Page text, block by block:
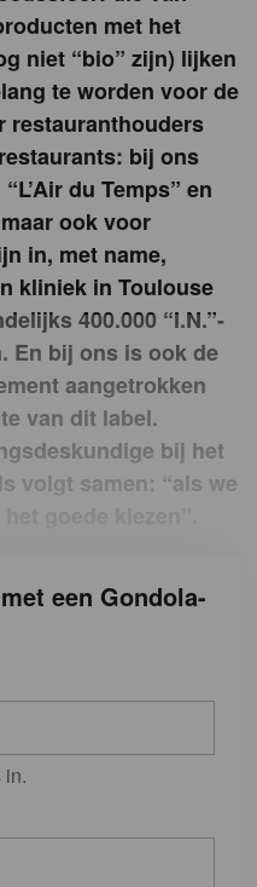
met het
niet “bio” zijn) lijken
te worden voor de
restauranthouders
bij ons
du Temps” en
ook voor
in, met name,
kliniek in Toulouse
400.000 “I.N.”-
En bij ons is ook de
aangetrokken
van dit label.
bij het
volgt samen: “als we
een Gondola-
in.